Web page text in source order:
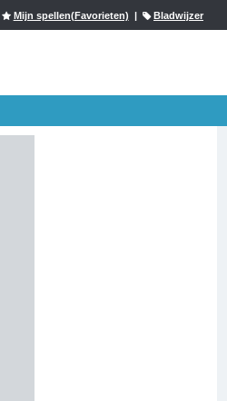
Mijn spellen(Favorieten) | Bladwijzer